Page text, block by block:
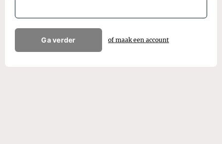
Ga verder of maak een account